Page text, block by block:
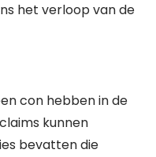
het verloop van de
con hebben in de
kunnen
bevatten die